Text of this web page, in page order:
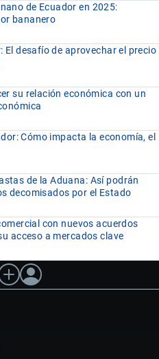
de Ecuador en 2025:
bananero
El desafío de aprovechar el precio
su relación económica con un
Cómo impacta la economía, el
de la Aduana: Así podrán
decomisados por el Estado
con nuevos acuerdos
acceso a mercados clave